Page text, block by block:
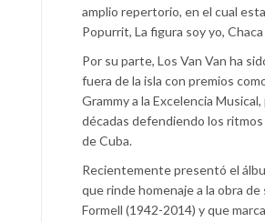
amplio repertorio, en el cual
Popurrit, La figura soy yo,
Por su parte, Los Van Van ha
fuera de la isla con premios
Grammy a la Excelencia
décadas defendiendo los
de Cuba.
Recientemente presentó el
que rinde homenaje a la obra de
Formell (1942-2014) y que